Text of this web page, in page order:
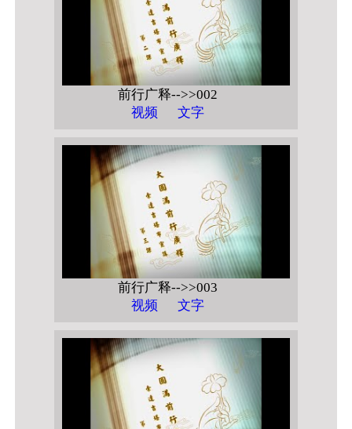
前行广释-->>002
视频
文字
前行广释-->>003
视频
文字